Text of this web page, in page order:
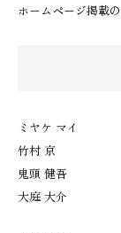
ホームページ掲載
ミヤケ マイ
竹村 京
鬼頭 健吾
大庭 大介